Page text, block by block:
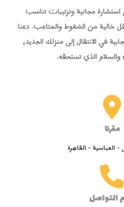
استشارة مجانية وترتيبات تناسب
خالية من الضغوط والمتاعب. دعنا
في الانتقال إلى منزلك الجديد،
والسلام الذي تستحقه.
مقرنا
العباسية - القاهرة
التواصل